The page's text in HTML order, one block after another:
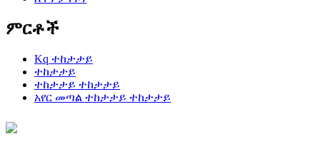
ምርቶች
Kq ተከታታይ
ተከታታይ
ተከታታይ ተከታታይ
አየር መጣል ተከታታይ ተከታታይ